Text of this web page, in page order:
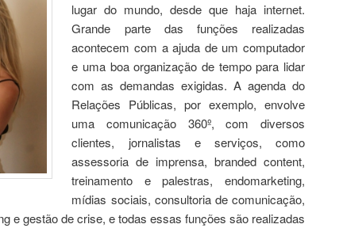
lugar do mundo, desde que haja internet.
Grande parte das funções realizadas
acontecem com a ajuda de um computador
e uma boa organização de tempo para lidar
com as demandas exigidas. A agenda do
Relações Públicas, por exemplo, envolve
uma comunicação 360º, com diversos
clientes, jornalistas e serviços, como
assessoria de imprensa, branded content,
treinamento e palestras, endomarketing,
mídias sociais, consultoria de comunicação,
e gestão de crise, e todas essas funções são realizadas